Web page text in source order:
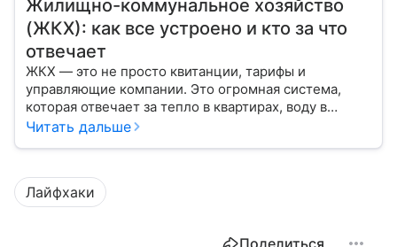
Жилищно-коммунальное хозяйство
(ЖКХ): как все устроено и кто за что
отвечает
ЖКХ — это не просто квитанции, тарифы и
управляющие компании. Это огромная система,
которая отвечает за тепло в квартирах, воду в
кране, освещение улиц и чистоту во дворах.
Читать дальше
Лайфхаки